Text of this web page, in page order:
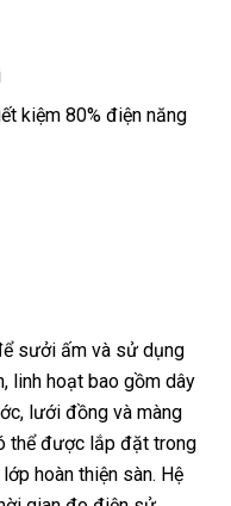
kiệm 80% điện năng
sưởi ấm và sử dụng
linh hoạt bao gồm dây
lưới đồng và màng
thể được lắp đặt trong
hoàn thiện sàn. Hệ